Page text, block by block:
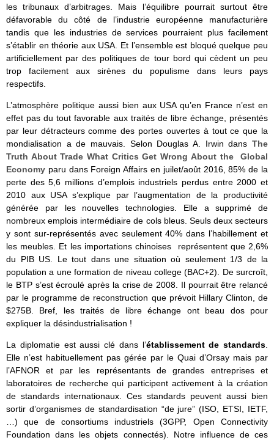
les tribunaux d’arbitrages. Mais l’équilibre pourrait surtout être
défavorable du côté de l’industrie européenne manufacturière
tandis que les industries de services pourraient plus facilement
s’établir en théorie aux USA. Et l’ensemble est bloqué quelque peu
artificiellement par des politiques de tour bord qui cèdent un peu
trop facilement aux sirènes du populisme dans leurs pays
respectifs.
L’atmosphère politique aussi bien aux USA qu’en France n’est en
effet pas du tout favorable aux traités de libre échange, présentés
par leur détracteurs comme des portes ouvertes à tout ce que la
mondialisation a de mauvais. Selon Douglas A. Irwin dans The
Truth About Trade What Critics Get Wrong About the Global
Economy paru dans Foreign Affairs en juilet/août 2016, 85% de la
perte des 5,6 millions d’emplois industriels perdus entre 2000 et
2010 aux USA s’explique par l’augmentation de la productivité
générée par les nouvelles technologies. Elle a supprimé de
nombreux emplois intermédiaire de cols bleus. Seuls deux secteurs
y sont sur-représentés avec seulement 40% dans l’habillement et
les meubles. Et les importations chinoises représentent que 2,6%
du PIB US. Le tout dans une situation où seulement 1/3 de la
population a une formation de niveau college (BAC+2). De surcroît,
le BTP s’est écroulé après la crise de 2008. Il pourrait être relancé
par le programme de reconstruction que prévoit Hillary Clinton, de
$275B. Bref, les traités de libre échange ont beau dos pour
expliquer la désindustrialisation !
La diplomatie est aussi clé dans l’établissement de standards.
Elle n’est habituellement pas gérée par le Quai d’Orsay mais par
l’AFNOR et par les représentants de grandes entreprises et
laboratoires de recherche qui participent activement à la création
de standards internationaux. Ces standards peuvent aussi bien
sortir d’organismes de standardisation “de jure” (ISO, ETSI, IETF,
…) que de consortiums industriels (3GPP, Open Connectivity
Foundation dans les objets connectés). Notre influence de ces